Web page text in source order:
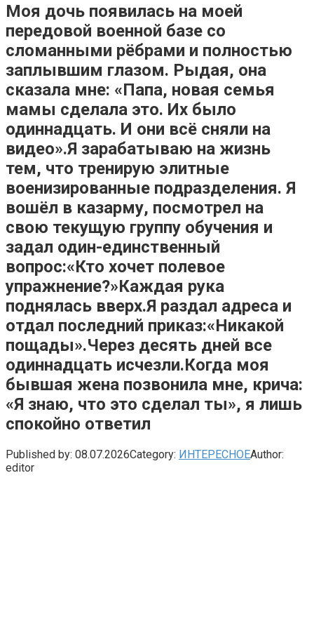
Моя дочь появилась на моей
передовой военной базе со
сломанными рёбрами и полностью
заплывшим глазом. Рыдая, она
сказала мне: «Папа, новая семья
мамы сделала это. Их было
одиннадцать. И они всё сняли на
видео».Я зарабатываю на жизнь
тем, что тренирую элитные
военизированные подразделения. Я
вошёл в казарму, посмотрел на
свою текущую группу обучения и
задал один-единственный
вопрос:«Кто хочет полевое
упражнение?»Каждая рука
поднялась вверх.Я раздал адреса и
отдал последний приказ:«Никакой
пощады».Через десять дней все
одиннадцать исчезли.Когда моя
бывшая жена позвонила мне, крича:
«Я знаю, что это сделал ты», я лишь
спокойно ответил
Published by: 08.07.2026Category: ИНТЕРЕСНОЕAuthor:
editor